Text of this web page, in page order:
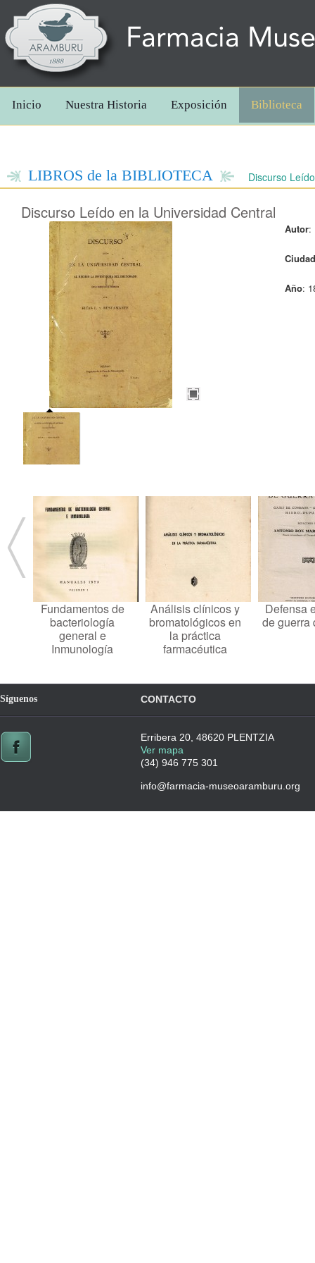
Farmacia
Inicio Nuestra Historia Exposición Biblioteca
LIBROS de la BIBLIOTECA Discurso
Discurso Leído en la Universidad Central
Autor:
Ciudad
Año:
Fundamentos de
bacteriología
general e
Inmunología
Análisis clínicos y
bromatológicos en
la práctica
farmacéutica
Defensa
de guerra
Síguenos CONTACTO
Erribera 20, 48620 PLENTZIA
Ver mapa
(34) 946 775 301
info@farmacia-museoaramburu.org